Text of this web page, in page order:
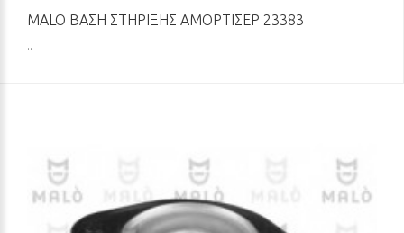
MALO ΒΆΣΗ ΣΤΉΡΙΞΗΣ ΑΜΟΡΤΙΣΈΡ 23383
..